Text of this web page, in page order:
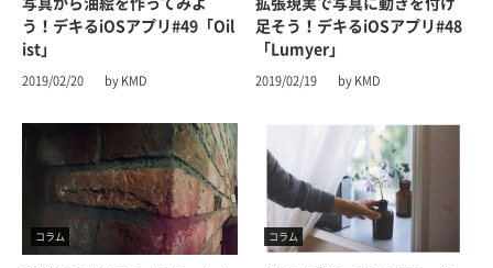
う！デキるiOSアプリ#49「Oil
ist」
2019/02/20 by KMD
足そう！デキるiOSアプリ#48
「Lumyer」
2019/02/19 by KMD
コラム コラム